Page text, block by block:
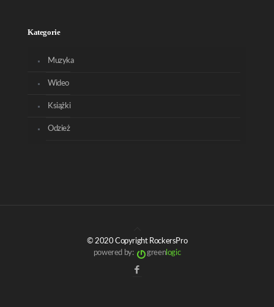
Kategorie
Muzyka
Wideo
Książki
Odzież
© 2020 Copyright RockersPro
powered by:
greenlogic